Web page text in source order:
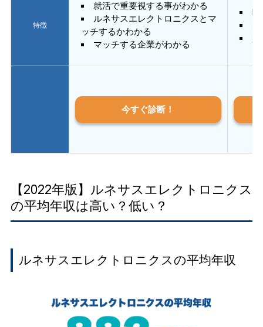
特徴
就活で重要視する事がわかる
ルネサスエレクトロニクスとマ
ッチするかわかる
マッチする企業がわかる
質
今すぐ診断！
【2022年版】ルネサスエレクトロニクス
の平均年収は高い？低い？
ルネサスエレクトロニクスの平均年収